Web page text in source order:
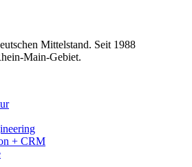
Mittelstand. Seit 1988
Main-Gebiet.
+ CRM